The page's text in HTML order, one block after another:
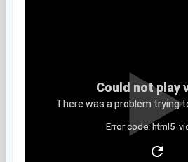
Could not play
There was a problem trying
Error code: